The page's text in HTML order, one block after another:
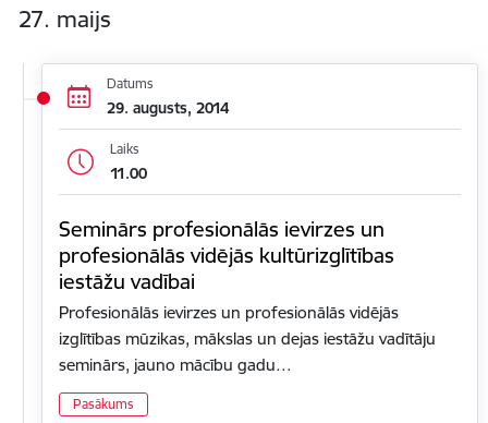
27. maijs
Datums
29. augusts, 2014
Laiks
11.00
Seminārs profesionālās ievirzes un
profesionālās vidējās kultūrizglītības
iestāžu vadībai
Profesionālās ievirzes un profesionālās vidējās
izglītības mūzikas, mākslas un dejas iestāžu vadītāju
seminārs, jauno mācību gadu…
Pasākums